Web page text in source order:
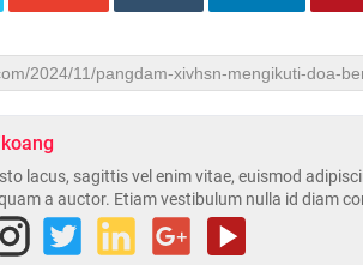
lacus, sagittis vel enim vitae, euismod
a auctor. Etiam vestibulum nulla id diam